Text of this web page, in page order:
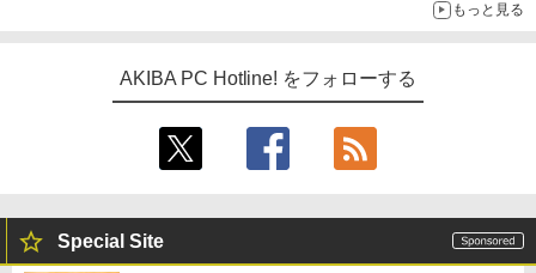
もっと見る
AKIBA PC Hotline! をフォローする
Special Site